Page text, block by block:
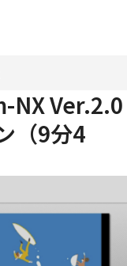
NX Ver.2.0
（9分4